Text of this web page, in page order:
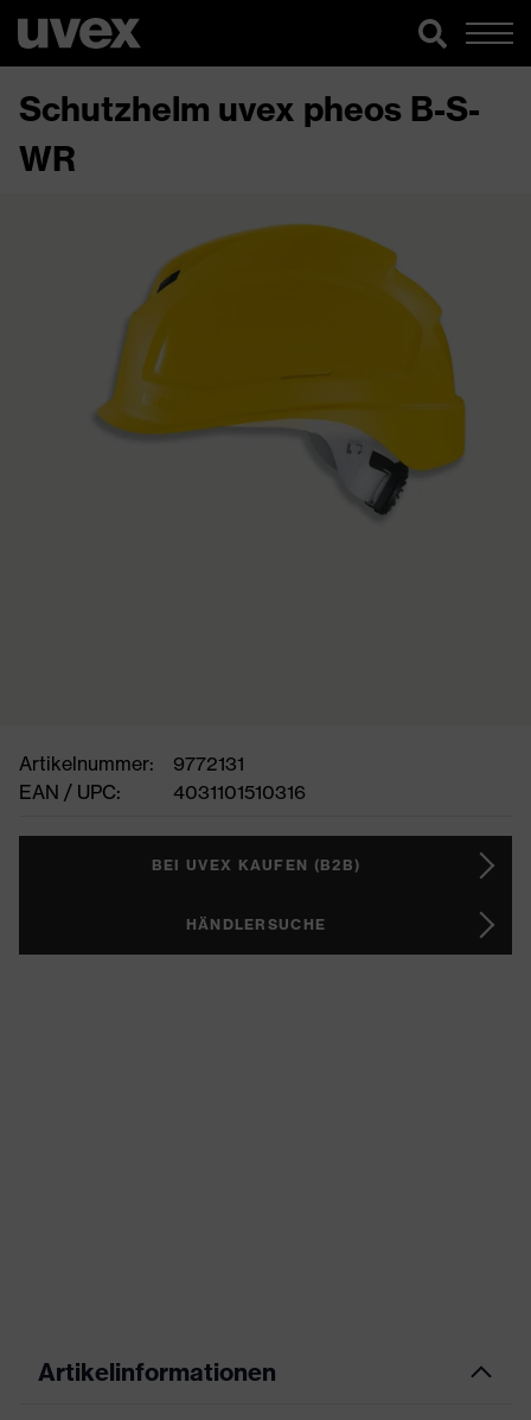
Schutzhelm uvex pheos B-S-
WR
Artikelnummer:
9772131
EAN / UPC:
4031101510316
BEI UVEX KAUFEN (B2B)
HÄNDLERSUCHE
Artikelinformationen